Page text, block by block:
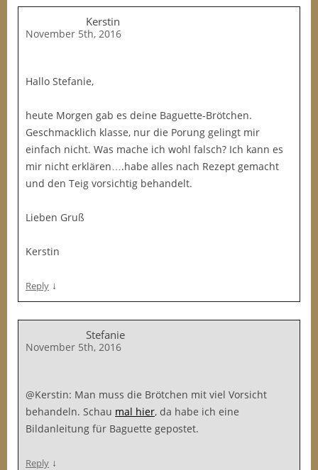
Kerstin
November 5th, 2016
Hallo Stefanie,
heute Morgen gab es deine Baguette-Brötchen.
Geschmacklich klasse, nur die Porung gelingt mir
einfach nicht. Was mache ich wohl falsch? Ich kann es
mir nicht erklären….habe alles nach Rezept gemacht
und den Teig vorsichtig behandelt.
Lieben Gruß
Kerstin
Reply ↓
Stefanie
November 5th, 2016
@Kerstin: Man muss die Brötchen mit viel Vorsicht
behandeln. Schau mal hier, da habe ich eine
Bildanleitung für Baguette gepostet.
Reply ↓